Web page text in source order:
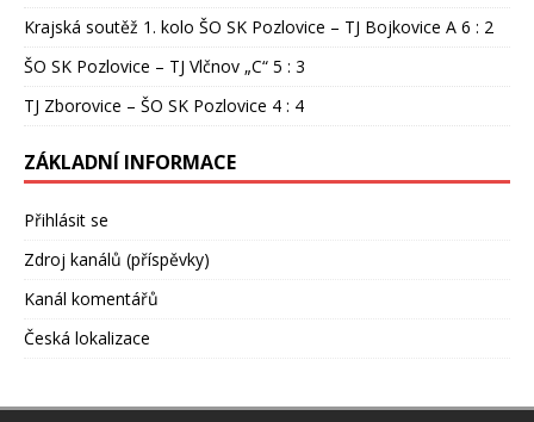
Krajská soutěž 1. kolo ŠO SK Pozlovice – TJ Bojkovice A 6 : 2
ŠO SK Pozlovice – TJ Vlčnov „C“ 5 : 3
TJ Zborovice – ŠO SK Pozlovice 4 : 4
ZÁKLADNÍ INFORMACE
Přihlásit se
Zdroj kanálů (příspěvky)
Kanál komentářů
Česká lokalizace